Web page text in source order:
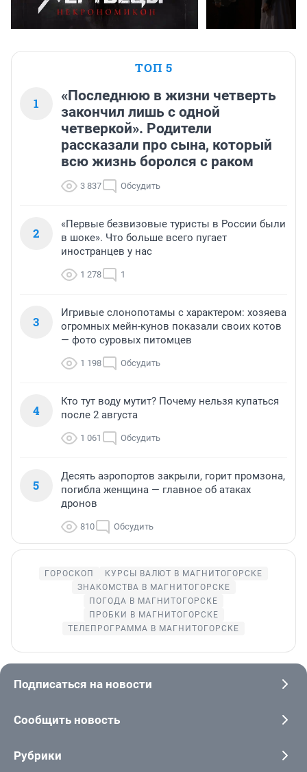
ТОП 5
1
«Последнюю в жизни четверть
закончил лишь с одной
четверкой». Родители
рассказали про сына, который
всю жизнь боролся с раком
3 837 Обсудить
2
«Первые безвизовые туристы в России были
в шоке». Что больше всего пугает
иностранцев у нас
1 278 1
3
Игривые слонопотамы с характером: хозяева
огромных мейн-кунов показали своих котов
— фото суровых питомцев
1 198 Обсудить
4
Кто тут воду мутит? Почему нельзя купаться
после 2 августа
1 061 Обсудить
5
Десять аэропортов закрыли, горит промзона,
погибла женщина — главное об атаках
дронов
810 Обсудить
ГОРОСКОП
КУРСЫ ВАЛЮТ В МАГНИТОГОРСКЕ
ЗНАКОМСТВА В МАГНИТОГОРСКЕ
ПОГОДА В МАГНИТОГОРСКЕ
ПРОБКИ В МАГНИТОГОРСКЕ
ТЕЛЕПРОГРАММА В МАГНИТОГОРСКЕ
Подписаться на новости
Сообщить новость
Рубрики